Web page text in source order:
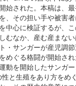
始された。本稿は、
、その担い手や被害
中心に検証するが、
むなか、産む産まな
・サンガーが産児調
めぐる格闘が開始さ
動を開始したサンガ
と生殖をあり方をめ